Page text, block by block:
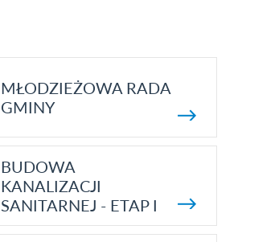
MŁODZIEŻOWA RADA
GMINY
BUDOWA
KANALIZACJI
SANITARNEJ - ETAP I